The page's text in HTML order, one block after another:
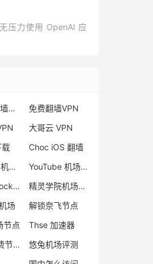
压力使用 OpenAI 应
iPhone 翻墙代理软件
免费翻墙VPN
大哥云 VPN
载
Choc iOS 翻墙
ChatGPT 机场节点
YouTube 机场推荐
Shadowsocks-2022 搭建
精灵学院机场怎么样
场
解锁奈飞节点
节点
Thse 加速器
小火箭付费节点购买
悠兔机场评测